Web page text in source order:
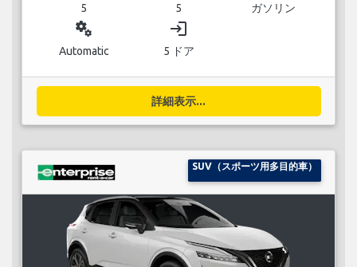
5 5 ガソリン
miscellaneous_services
Automatic
login
5 ドア
詳細表示...
SUV（スポーツ用多目的車）